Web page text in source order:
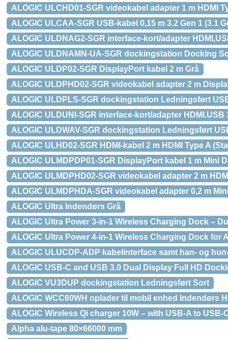
ALOGIC ULCHD01-SGR videokabel adapter 1 m HDMI
ALOGIC ULCAA-SGR USB-kabel 0,15 m 3.2 Gen 1 (3.1
ALOGIC ULDNAG2-SGR interface-kort/adapter
ALOGIC ULDNAMN-UA-SGR dockingstation Docking
ALOGIC ULDP02-SGR DisplayPort kabel 2 m Grå
ALOGIC ULDPHD02-SGR videokabel adapter 2 m
ALOGIC ULDPLS-SGR dockingstation Ledningsført
ALOGIC ULDUNI-SGR interface-kort/adapter HDMI,USB
ALOGIC ULDWAV-SGR dockingstation Ledningsført
ALOGIC ULHD02-SGR HDMI-kabel 2 m HDMI Type A
ALOGIC ULMDPDP01-SGR DisplayPort kabel 1 m Mini
ALOGIC ULMDPHD02-SGR videokabel adapter 2 m
ALOGIC ULMDPHDA-SGR videokabel adapter 0,2 m
ALOGIC Ultra Indendørs Grå
ALOGIC Ultra Power 3-in-1 Wireless Charging Dock –
ALOGIC Ultra Power 4-in-1 Wireless Charging Dock
ALOGIC ULUCDP-ADP kabelinterface samt han- og
ALOGIC USB-C and USB 3.0 Dual Display Full HD
ALOGIC VU3DUP dockingstation Ledningsført Sort
ALOGIC WCC60WH oplader til mobil enhed Indendørs
ALOGIC Wireless Qi charger 10W – with USB-A to USB-
Alpha alu-tape 80×66000 mm